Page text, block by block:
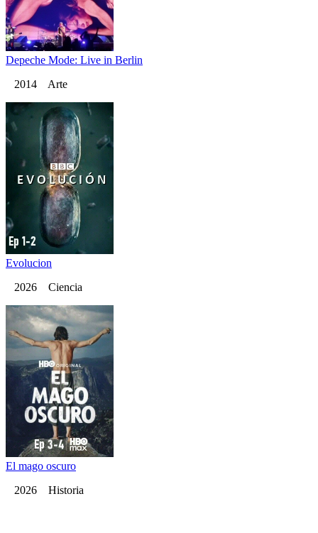
Depeche Mode: Live in Berlin
2014 Arte
Evolucion
2026 Ciencia
El mago oscuro
2026 Historia